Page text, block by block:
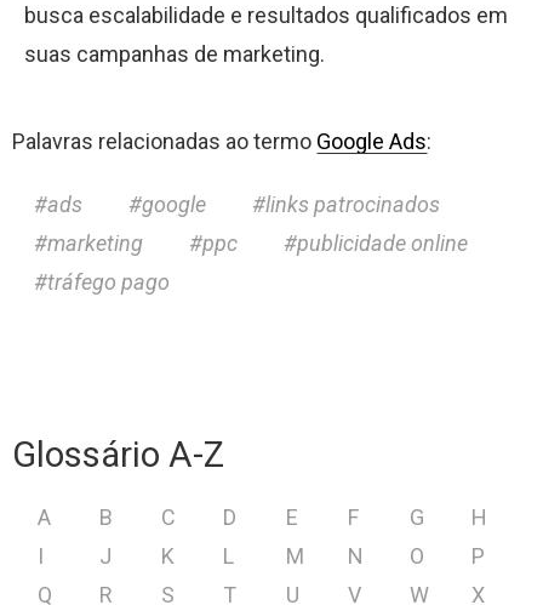
busca escalabilidade e resultados qualificados em
suas campanhas de marketing.
Palavras relacionadas ao termo Google Ads:
ads google
links patrocinados
marketing
ppc
publicidade online
tráfego pago
Glossário A-Z
A B C D E F G
H
I
J K L M N O
P
Q
R S T U V W
X